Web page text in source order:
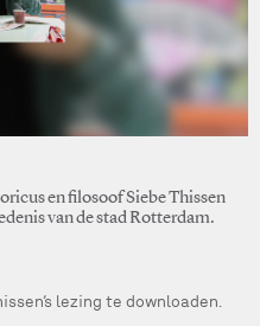
en filosoof Siebe Thissen
van de stad Rotterdam.
lezing te downloaden.